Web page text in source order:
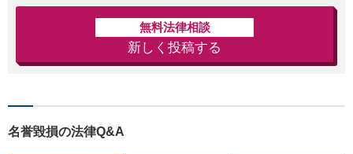
無料法律相談
新しく投稿する
名誉毀損の法律Q&A